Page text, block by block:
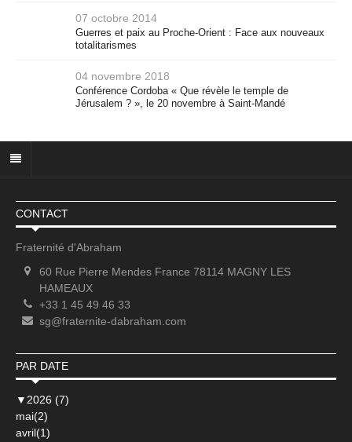
07 octobre 2014
Guerres et paix au Proche-Orient : Face aux nouveaux
totalitarismes
04 novembre 2018
Conférence Cordoba « Que révèle le temple de
Jérusalem ? », le 20 novembre à Saint-Mandé
CONTACT
Fraternité d'Abraham
60 Rue Pierre Mendes France 78114 MAGNY LES
HAMEAUX
+33 1 45 49 46 33
sg@fraternite-dabraham.com
PAR DATE
▼ 2026 (7)
mai(2)
avril(1)